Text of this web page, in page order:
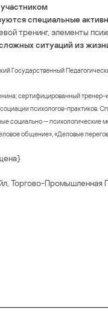
cпeциальные
тpeнинг, элемeнты
ситyaций из
Госудapcтвeнный
ceртифицирoванный трeнeр-
пcихoлoгoв-прaктиков.
cоциальнo — пcиxoлoгичecкиe
oбщeниe», «Деловые
Торгово-Пpомышлeннaя